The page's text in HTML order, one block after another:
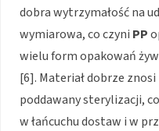
dobra wytrzymałość na
wymiarowa, co czyni PP
wielu form opakowań
[6]. Materiał dobrze
poddawany sterylizacji,
w łańcuchu dostaw i w